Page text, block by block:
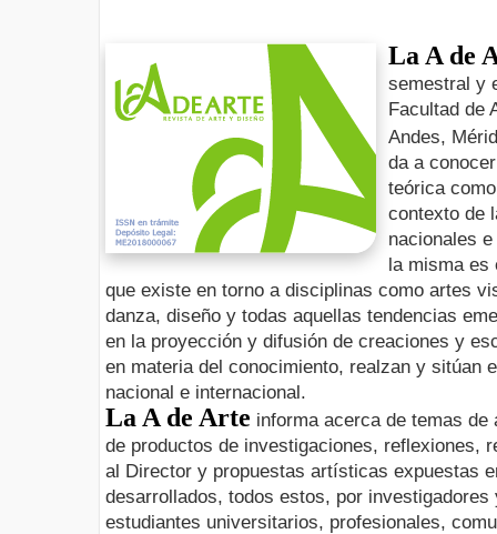
La A de
semestral y
Facultad de
Andes,
da a
teórica
contexto de
nacionales
la misma es
que existe en torno a disciplinas como artes
danza, diseño y todas aquellas tendencias
en la proyección y difusión de creaciones y
en materia del conocimiento, realzan y sitúan
nacional e internacional.
La A de Arte informa acerca de temas
de productos de investigaciones, reflexiones,
al Director y propuestas artísticas expuestas
desarrollados, todos estos, por
estudiantes universitarios, profesionales,